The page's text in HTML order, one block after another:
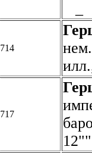
714
717